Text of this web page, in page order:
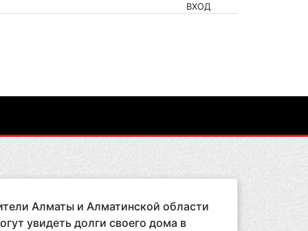
ВХОД
Алматы и Алматинской области
увидеть долги своего дома в